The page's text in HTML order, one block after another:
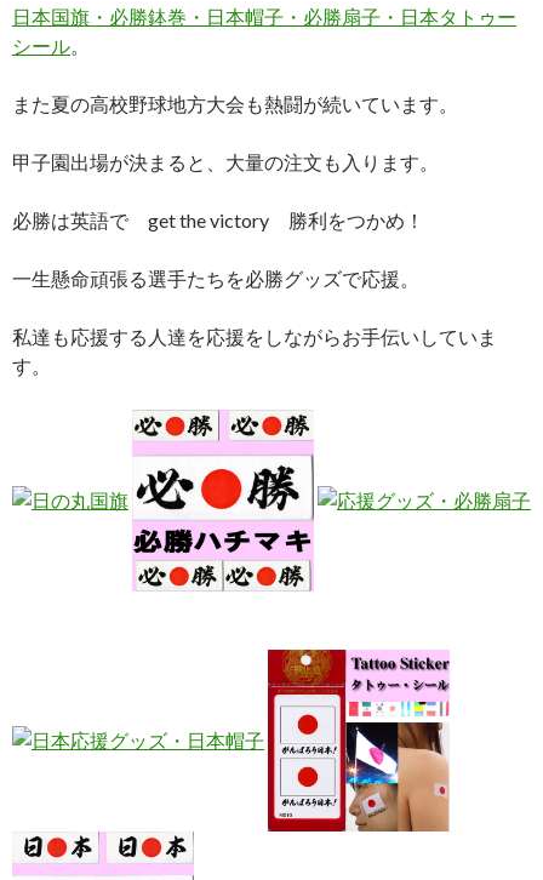
日本国旗・必勝鉢巻・日本帽子・必勝扇子・日本タトゥー
シール。
また夏の高校野球地方大会も熱闘が続いています。
甲子園出場が決まると、大量の注文も入ります。
必勝は英語で get the victory 勝利をつかめ！
一生懸命頑張る選手たちを必勝グッズで応援。
私達も応援する人達を応援をしながらお手伝いしていま
す。